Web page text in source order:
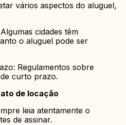
vários aspectos do aluguel,
cidades têm
o aluguel pode ser
Regulamentos sobre
curto prazo.
de locação
leia atentamente o
de assinar.